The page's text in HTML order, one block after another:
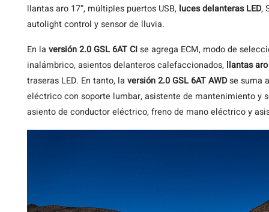
llantas aro 17”, múltiples puertos USB, luces delanteras LED,
autolight control y sensor de lluvia.
En la versión 2.0 GSL 6AT CIse agrega ECM, modo de
inalámbrico, asientos delanteros calefaccionados, llantas aro
traseras LED. En tanto, la versión 2.0 GSL 6AT AWDse suma
eléctrico con soporte lumbar, asistente de mantenimiento y
asiento de conductor eléctrico, freno de mano eléctrico y